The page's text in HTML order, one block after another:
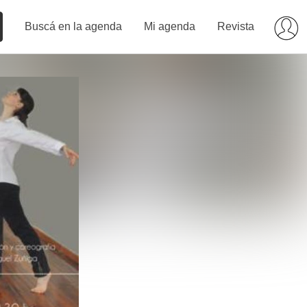
Buscá en la agenda Mi agenda Revista